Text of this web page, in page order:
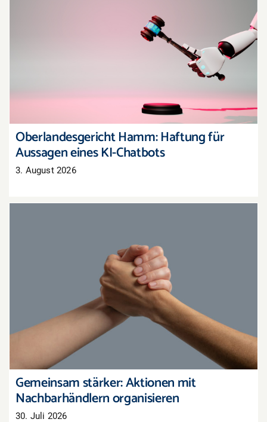
Oberlandesgericht Hamm: Haftung für
Aussagen eines KI-Chatbots
Oberlandesgericht Hamm: Haftung für
Aussagen eines KI-Chatbots
3. August 2026
Gemeinsam stärker: Aktionen mit
Nachbarhändlern organisieren
Gemeinsam stärker: Aktionen mit
Nachbarhändlern organisieren
30. Juli 2026